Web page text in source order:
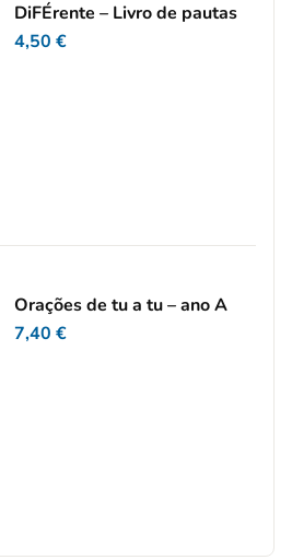
DiFÉrente – Livro de pautas
4,50 €
Orações de tu a tu – ano A
7,40 €